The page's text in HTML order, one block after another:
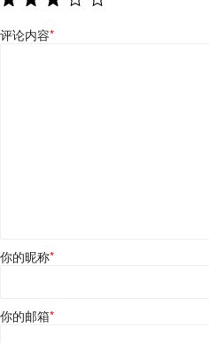
评论内容*
你的昵称*
你的邮箱*